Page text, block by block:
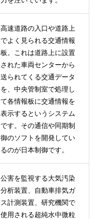
高速道路の入口や道路上
でよく見られる交通情報
板。これは道路上に設置
された車両センターから
送られてくる交通データ
を、中央管制室で処理し
て各情報板に交通情報を
表示するというシステム
です。その通信や同期制
御のソフトを開発してい
るのが日本制御です。
公害を監視する大気汚染
分析装置、自動車排気ガ
ス計測装置、研究機関で
使用される超純水中微粒